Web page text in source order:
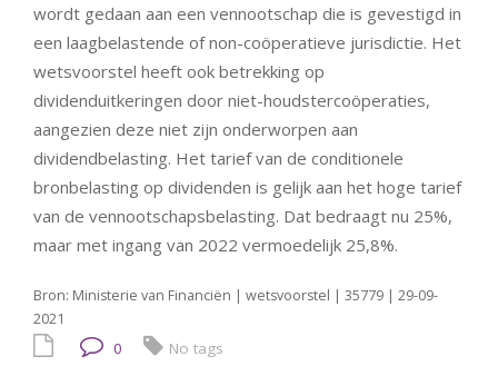
wordt gedaan aan een vennootschap die is gevestigd in
een laagbelastende of non-coöperatieve jurisdictie. Het
wetsvoorstel heeft ook betrekking op
dividenduitkeringen door niet-houdstercoöperaties,
aangezien deze niet zijn onderworpen aan
dividendbelasting. Het tarief van de conditionele
bronbelasting op dividenden is gelijk aan het hoge tarief
van de vennootschapsbelasting. Dat bedraagt nu 25%,
maar met ingang van 2022 vermoedelijk 25,8%.
Bron: Ministerie van Financiën | wetsvoorstel | 35779 | 29-09-
2021
0 No tags